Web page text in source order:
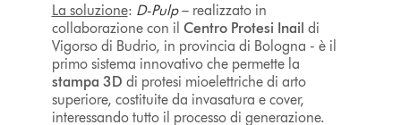
La soluzione: D-Pulp– realizzato in
collaborazione con il Centro Protesi Inail di
Vigorso di Budrio, in provincia di Bologna - è il
primo sistema innovativo che permette la
stampa 3D di protesi mioelettriche di arto
superiore, costituite da invasatura e cover,
interessando tutto il processo di generazione.